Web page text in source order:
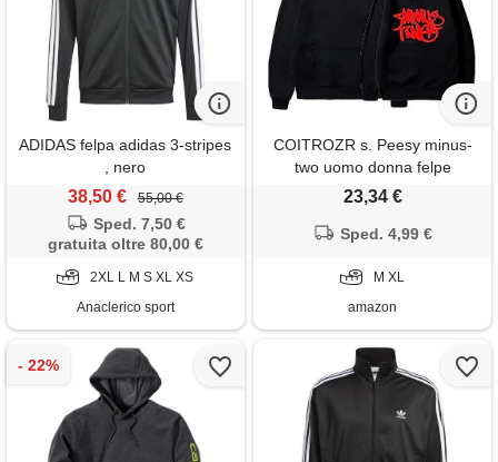
ADIDAS felpa adidas 3-stripes
, nero
38,50 € 55,00 €
Sped. 7,50 €
gratuita oltre 80,00 €
2XL L M S XL XS
Anaclerico sport
COITROZR s. Peesy minus-
two uomo donna felpe
stampate y2k baggy hip hop
outdoor casual manica lunga
pullover unisex streetwear
(colore: nero-01, taglia: m)
23,34 €
Sped. 4,99 €
M XL
amazon